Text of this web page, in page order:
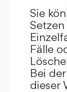
Sie
Fälle
Bei
dieser